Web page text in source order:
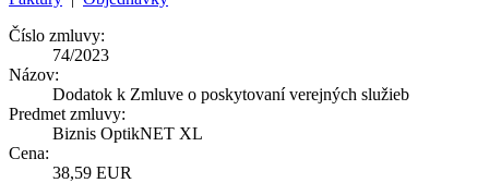
Číslo zmluvy:
74/2023
Názov:
Dodatok k Zmluve o poskytovaní verejných služieb
Predmet zmluvy:
Biznis OptikNET XL
Cena:
38,59 EUR